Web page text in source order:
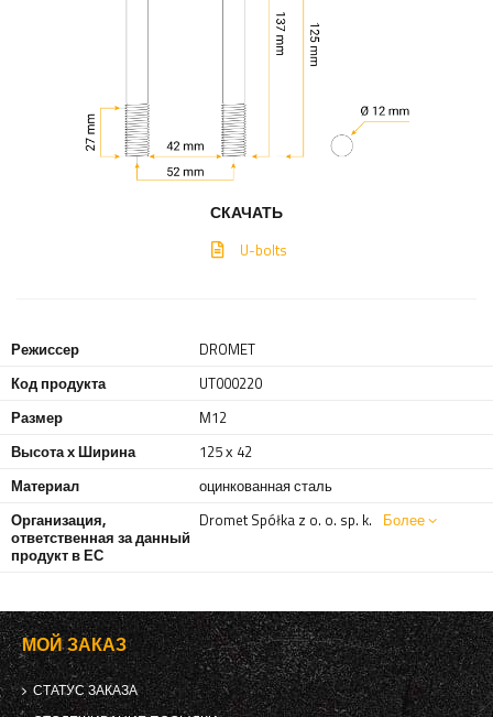
СКАЧАТЬ
U-bolts
Режиссер
DROMET
Код продукта
UT000220
Размер
М12
Высота х Ширина
125 х 42
Материал
оцинкованная сталь
Организация,
ответственная за данный
продукт в ЕС
Dromet Spółka z o. o. sp. k. Более
МОЙ ЗАКАЗ
СТАТУС ЗАКАЗА